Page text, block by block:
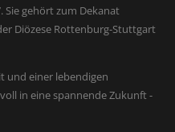
Sie gehört zum Dekanat
Diözese Rottenburg-Stuttgart
und einer lebendigen
in eine spannende Zukunft -